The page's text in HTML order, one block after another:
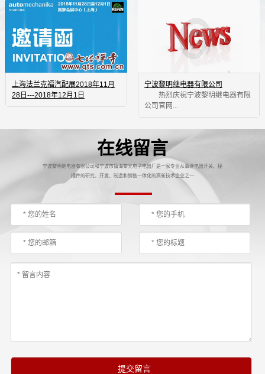
上海法兰克福汽配展2018年11月
28日---2018年12月1日
宁波黎明继电器有限公司
热烈庆祝宁波黎明继电器有限
公司官网...
在线留言
宁波黎明继电器有限公司和宁波市镇海黎光电子电器厂是一家专业从事继电器开关、接
插件的研究、开发、制造和销售一体化的高新技术企业之一